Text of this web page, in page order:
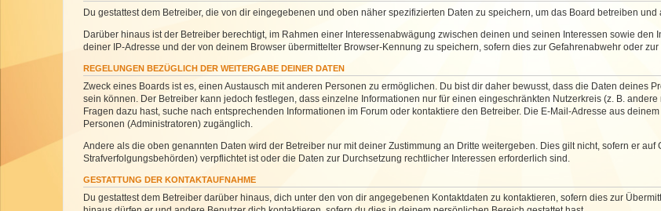
Du gestattest dem Betreiber, die von dir eingegebenen und oben näher spezifizierten Daten zu speichern, um das Board betreiben und
Darüber hinaus ist der Betreiber berechtigt, im Rahmen einer Interessenabwägung zwischen deinen und seinen Interessen sowie den
deiner IP-Adresse und der von deinem Browser übermittelter Browser-Kennung zu speichern, sofern dies zur Gefahrenabwehr oder
REGELUNGEN BEZÜGLICH DER WEITERGABE DEINER DATEN
Zweck eines Boards ist es, einen Austausch mit anderen Personen zu ermöglichen. Du bist dir daher bewusst, dass die Daten deines
sein können. Der Betreiber kann jedoch festlegen, dass einzelne Informationen nur für einen eingeschränkten Nutzerkreis (z. B.
Fragen dazu hast, suche nach entsprechenden Informationen im Forum oder kontaktiere den Betreiber. Die E-Mail-Adresse aus
Personen (Administratoren) zugänglich.
Andere als die oben genannten Daten wird der Betreiber nur mit deiner Zustimmung an Dritte weitergeben. Dies gilt nicht, sofern er
Strafverfolgungsbehörden) verpflichtet ist oder die Daten zur Durchsetzung rechtlicher Interessen erforderlich sind.
GESTATTUNG DER KONTAKTAUFNAHME
Du gestattest dem Betreiber darüber hinaus, dich unter den von dir angegebenen Kontaktdaten zu kontaktieren, sofern dies zur